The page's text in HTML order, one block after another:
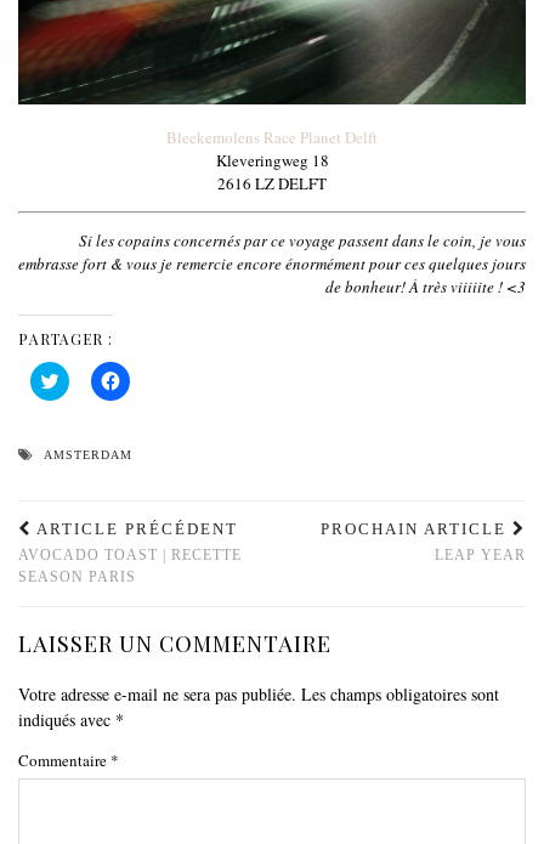
Bleekemolens Race Planet Delft
Kleveringweg 18
2616 LZ DELFT
Si les copains concernés par ce voyage passent dans le coin, je vous
embrasse fort & vous je remercie encore énormément pour ces quelques jours
de bonheur! À très viiiiite ! <3
PARTAGER :
Cliquez
pour
dans
Cliquez
pour
dans
AMSTERDAM
ARTICLE PRÉCÉDENT
AVOCADO TOAST | RECETTE
SEASON PARIS
PROCHAIN ARTICLE
LEAP YEAR
LAISSER UN COMMENTAIRE
Votre adresse e-mail ne sera pas publiée. Les champs obligatoires sont
indiqués avec *
Commentaire *